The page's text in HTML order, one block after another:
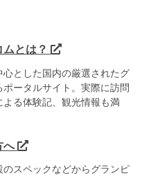
ムとは？
とした国内の厳選されたグ
ータルサイト。実際に訪問
よる体験記、観光情報も満
へ
スペックなどからグランピ